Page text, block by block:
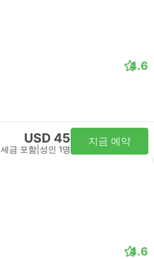
4.6
USD 45
세금 포함 성인 1명
지금 예약
4.6